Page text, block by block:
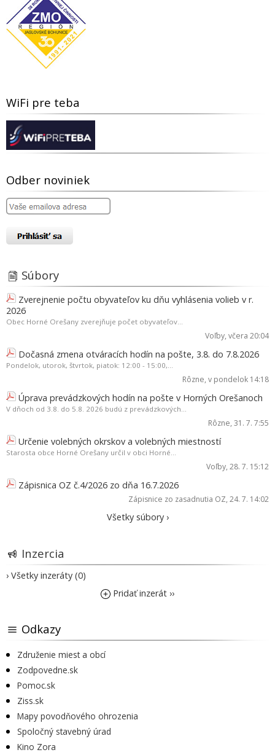
WiFi pre teba
Odber noviniek
Súbory
Zverejnenie počtu obyvateľov ku dňu vyhlásenia volieb v r.
2026
Obec Horné Orešany zverejňuje počet obyvateľov...
Voľby, včera 20:04
Dočasná zmena otváracích hodín na pošte, 3.8. do 7.8.2026
Pondelok, utorok, štvrtok, piatok: 12:00 - 15:00,...
Rôzne, v pondelok 14:18
Úprava prevádzkových hodín na pošte v Horných Orešanoch
V dňoch od 3.8. do 5.8. 2026 budú z prevádzkových...
Rôzne, 31. 7. 7:55
Určenie volebných okrskov a volebných miestností
Starosta obce Horné Orešany určil v obci Horné...
Voľby, 28. 7. 15:12
Zápisnica OZ č.4/2026 zo dňa 16.7.2026
Zápisnice zo zasadnutia OZ, 24. 7. 14:02
Všetky súbory ›
Inzercia
› Všetky inzeráty (0)
Pridať inzerát ››
Odkazy
Združenie miest a obcí
Zodpovedne.sk
Pomoc.sk
Ziss.sk
Mapy povodňového ohrozenia
Spoločný stavebný úrad
Kino Zora